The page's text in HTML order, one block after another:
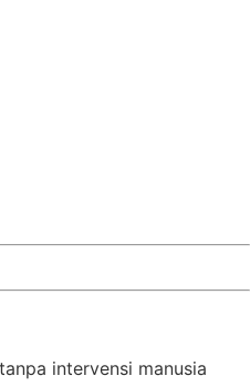
intervensi manusia